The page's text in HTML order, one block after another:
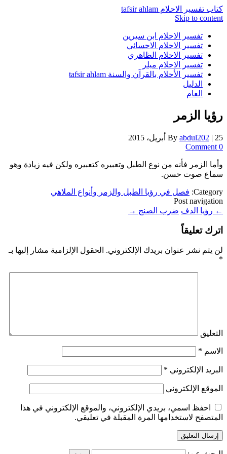
كتاب تفسير الاحلام tafsir ahlam
Skip to content
تفسير الاحلام ابن سيرين
تفسير الاحلام الاحسائي
تفسير الاحلام الظاهري
تفسير الاحلام ميلر
تفسير الأحلام بالقرآن والسنة tafsir ahlam
الدليل
العام
رؤيا الزمر
By abdul202 | 25 أبريل، 2015
0 Comment
وأما الزمر فأنه من نوع الطبل وتعبيره كتعبيره ولكن فيه زيادة وهو
سماع صوت حسن.
Category: فصل في رؤيا الطبل والزمر وأنواع الملاهي
Post navigation
← رؤيا الدف ضرب الصنج →
اترك تعليقاً
لن يتم نشر عنوان بريدك الإلكتروني. الحقول الإلزامية مشار إليها بـ
*
التعليق
الاسم *
البريد الإلكتروني *
الموقع الإلكتروني
احفظ اسمي، بريدي الإلكتروني، والموقع الإلكتروني في هذا
المتصفح لاستخدامها المرة المقبلة في تعليقي.